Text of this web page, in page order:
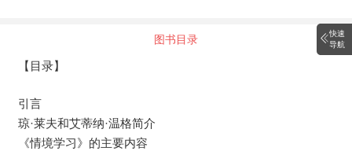
图书目录
【目录】
引言
琼·莱夫和艾蒂纳·温格简介
《情境学习》的主要内容
快速
导航